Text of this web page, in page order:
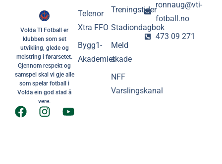
Volda TI Fotball er
klubben som set
utvikling, glede og
meistring i førarsetet.
Gjennom respekt og
samspel skal vi gje alle
som spelar fotball i
Volda ein god stad å
vere.
Treningstider
Stadiondagbok
Meld
skade
NFF
Varslingskanal
Telenor
Xtra FFO
Bygg1-
Akademiet
ronnaug@vti-
fotball.no
473 09 271